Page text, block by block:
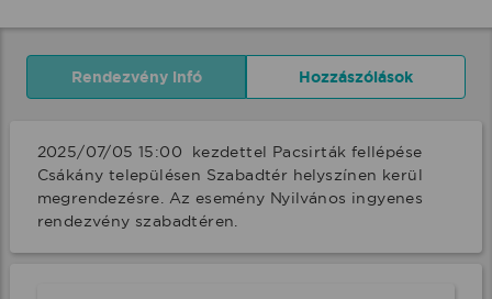
Rendezvény infó Hozzászólások
2025/07/05 15:00  kezdettel Pacsirták fellépése
Csákány településen Szabadtér helyszínen kerül
megrendezésre. Az esemény Nyilvános ingyenes
rendezvény szabadtéren.